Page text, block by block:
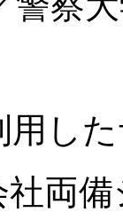
用し
両備